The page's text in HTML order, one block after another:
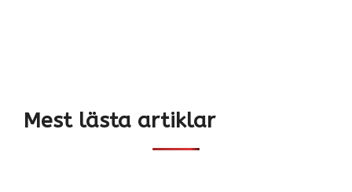
Mest lästa artiklar